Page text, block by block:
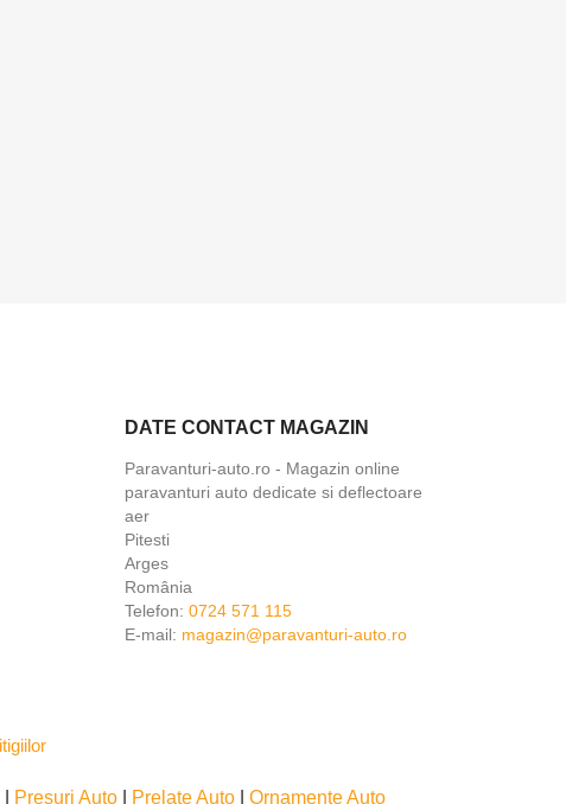
DATE CONTACT MAGAZIN
Paravanturi-auto.ro - Magazin online
paravanturi auto dedicate si deflectoare
aer
Pitesti
Arges
România
Telefon: 0724 571 115
E-mail: magazin@paravanturi-auto.ro
Presuri Auto Prelate Auto Ornamente Auto